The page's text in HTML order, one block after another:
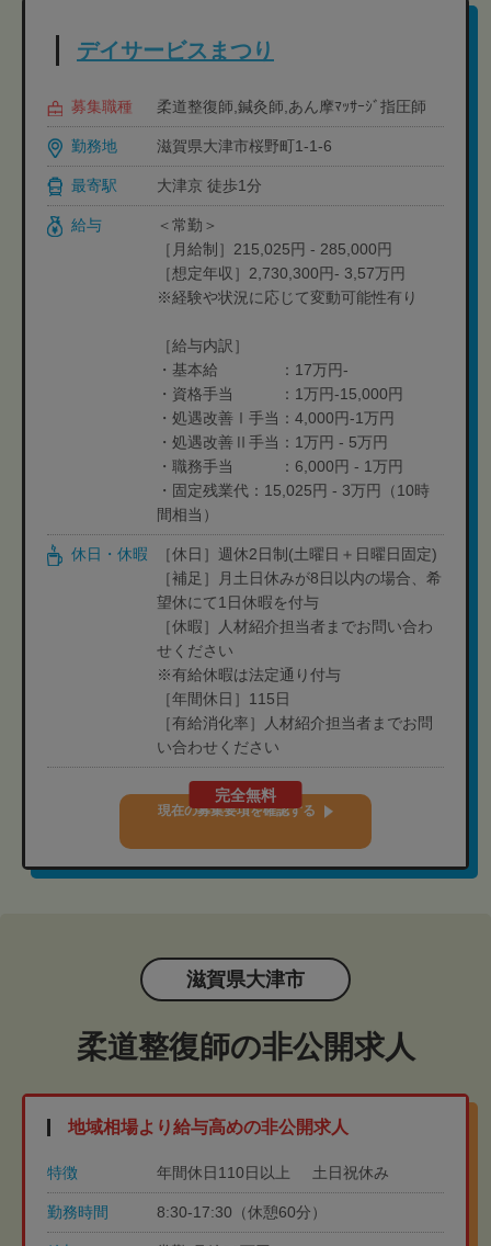
デイサービスまつり
募集職種 柔道整復師,鍼灸師,あん摩ﾏｯｻｰｼﾞ指圧師
勤務地 滋賀県大津市桜野町1-1-6
最寄駅 大津京 徒歩1分
給与
＜常勤＞
［月給制］215,025円 - 285,000円
［想定年収］2,730,300円- 3,57万円
※経験や状況に応じて変動可能性有り
［給与内訳］
・基本給 ：17万円-
・資格手当 ：1万円-15,000円
・処遇改善Ⅰ手当：4,000円-1万円
・処遇改善Ⅱ手当：1万円 - 5万円
・職務手当 ：6,000円 - 1万円
・固定残業代：15,025円 - 3万円（10時
間相当）
休日・休暇
［休日］週休2日制(土曜日＋日曜日固定)
［補足］月土日休みが8日以内の場合、希
望休にて1日休暇を付与
［休暇］人材紹介担当者までお問い合わ
せください
※有給休暇は法定通り付与
［年間休日］115日
［有給消化率］人材紹介担当者までお問
い合わせください
完全無料
現在の募集要項を確認する
滋賀県大津市
柔道整復師の非公開求人
地域相場より給与高めの非公開求人
特徴 年間休日110日以上 土日祝休み
勤務時間 8:30-17:30（休憩60分）